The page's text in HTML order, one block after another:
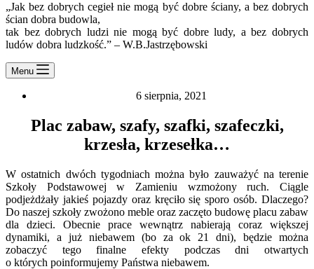
„Jak bez dobrych cegieł nie mogą być dobre ściany, a bez dobrych
ścian dobra budowla,
tak bez dobrych ludzi nie mogą być dobre ludy, a bez dobrych
ludów dobra ludzkość.” – W.B.Jastrzębowski
Menu
6 sierpnia, 2021
Plac zabaw, szafy, szafki, szafeczki,
krzesła, krzesełka…
W ostatnich dwóch tygodniach można było zauważyć na terenie
Szkoły Podstawowej w Zamieniu wzmożony ruch. Ciągle
podjeżdżały jakieś pojazdy oraz kręciło się sporo osób. Dlaczego?
Do naszej szkoły zwożono meble oraz zaczęto budowę placu zabaw
dla dzieci. Obecnie prace wewnątrz nabierają coraz większej
dynamiki, a już niebawem (bo za ok 21 dni), będzie można
zobaczyć tego finalne efekty podczas dni otwartych
o których poinformujemy Państwa niebawem.